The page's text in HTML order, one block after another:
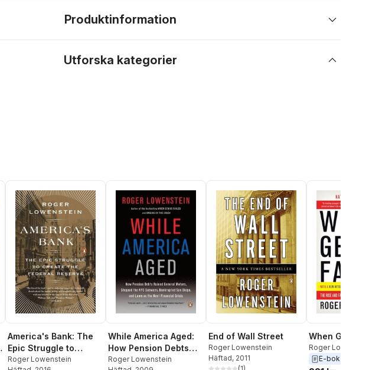
Produktinformation
Utforska kategorier
America's Bank: The
Epic Struggle to
Create the Federal
Roger Lowenstein
While America Aged:
How Pension Debts
Ruined General
Roger Lowenstein
End of Wall Street
Roger Lowenstein
Häftad, 2011
When Genius
Roger
E-bok